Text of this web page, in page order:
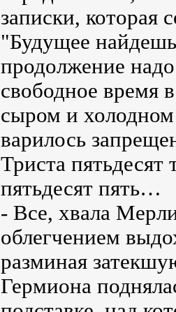
записки, которая
"Будущее
продолжение
свободное время
сыром и
варилось
Триста
пятьдесят пять…
- Все, хвала
облегчением
разминая
Гермиона